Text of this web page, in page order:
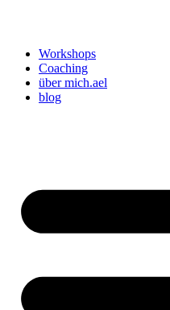
Workshops
Coaching
über mich.ael
blog